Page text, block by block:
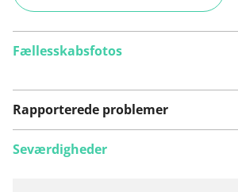
Fællesskabsfotos
Rapporterede problemer
Seværdigheder